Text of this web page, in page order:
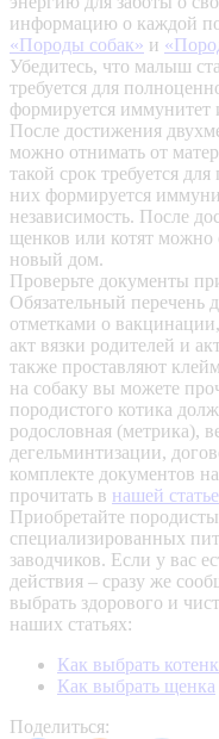
информацию о каждой
«Породы собак» и
Убедитесь, что малыш
требуется для
формируется иммунитет
После достижения
можно отнимать от
такой срок требуется
них формируется
независимость. После
щенков или котят можно
новый дом.
Проверьте документы
Обязательный перечень
отметками о
акт вязки родителей и
также проставляют
на собаку вы можете
породистого котика
родословная (метрика),
дегельминтизации,
комплекте документов
прочитать в нашей статье
Приобретайте
специализированных
заводчиков. Если у вас
действия – сразу же
выбрать здорового и
наших статьях:
Как выбрать
Как выбрать щенка
Поделиться: